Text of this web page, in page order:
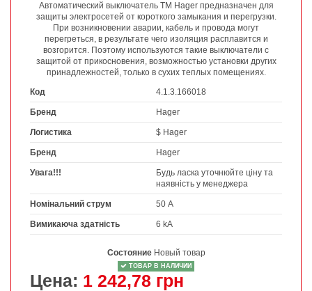
Автоматический выключатель ТМ Hager предназначен для
защиты электросетей от короткого замыкания и перегрузки.
При возникновении аварии, кабель и провода могут
перегреться, в результате чего изоляция расплавится и
возгорится. Поэтому используются такие выключатели с
защитой от прикосновения, возможностью установки других
принадлежностей, только в сухих теплых помещениях.
Код
4.1.3.166018
Бренд Hager
Логистика $ Hager
Бренд Hager
Увага!!!
Будь ласка уточнюйте ціну та
наявність у менеджера
Номінальний струм 50 А
Вимикаюча здатність 6 kA
Состояние Новый товар
ТОВАР В НАЛИЧИИ
Цена: 1 242,78 грн